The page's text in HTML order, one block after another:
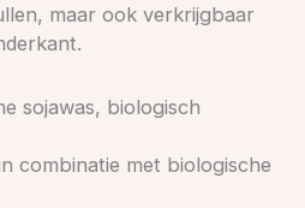
maar ook verkrijgbaar
sojawas, biologisch
combinatie met biologische